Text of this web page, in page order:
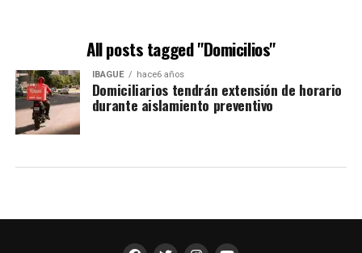
All posts tagged "Domicilios"
IBAGUÉ hace6 años
Domiciliarios tendrán extensión de horario
durante aislamiento preventivo